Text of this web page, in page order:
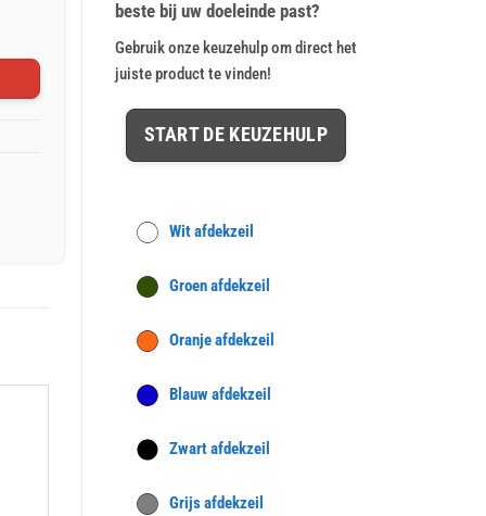
beste bij uw doeleinde past?
Gebruik onze keuzehulp om direct het
juiste product te vinden!
START DE KEUZEHULP
Wit afdekzeil
Groen afdekzeil
Oranje afdekzeil
Blauw afdekzeil
Zwart afdekzeil
Grijs afdekzeil